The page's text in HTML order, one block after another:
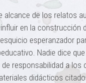
alcance de los relatos
en la construcción
esperanzador
Nadie dice
responsabilidad a los
didácticos